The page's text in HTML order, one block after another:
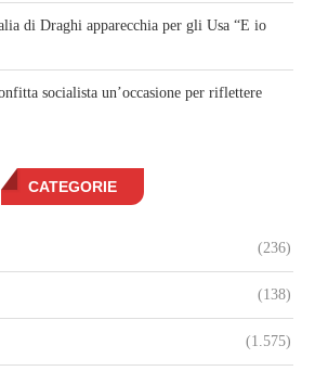
di Draghi apparecchia per gli Usa “E io
socialista un’occasione per riflettere
CATEGORIE
(236)
(138)
(1.575)